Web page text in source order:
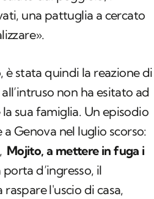
una pattuglia a cercato
è stata quindi la reazione di
non ha esitato ad
sua famiglia. Un episodio
Genova nel luglio scorso:
Mojito, a mettere in fuga i
d’ingresso, il
l'uscio di casa,